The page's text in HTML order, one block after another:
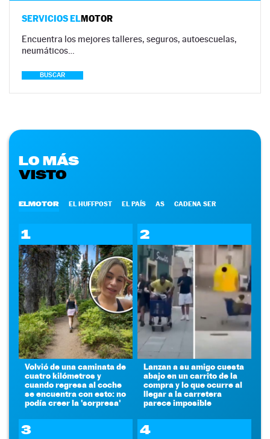
SERVICIOS ELMOTOR
Encuentra los mejores talleres, seguros, autoescuelas,
neumáticos…
BUSCAR
LO MÁS
VISTO
ELMOTOR EL HUFFPOST EL PAÍS AS CADENA SER
1
Volvió de una caminata de
cuatro kilómetros y
cuando regresa al coche
se encuentra con esto: no
podía creer la 'sorpresa'
2
Lanzan a su amigo cuesta
abajo en un carrito de la
compra y lo que ocurre al
llegar a la carretera
parece imposible
3 4